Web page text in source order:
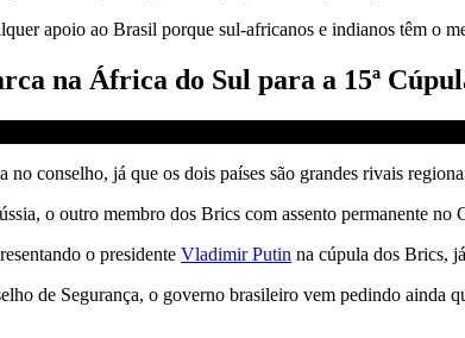
apoio ao Brasil porque sul-africanos e indianos têm o
na África do Sul para a 15ª
conselho, já que os dois países são grandes rivais
o outro membro dos Brics com assento permanente no
o presidente Vladimir Putin na cúpula dos Brics,
de Segurança, o governo brasileiro vem pedindo ainda